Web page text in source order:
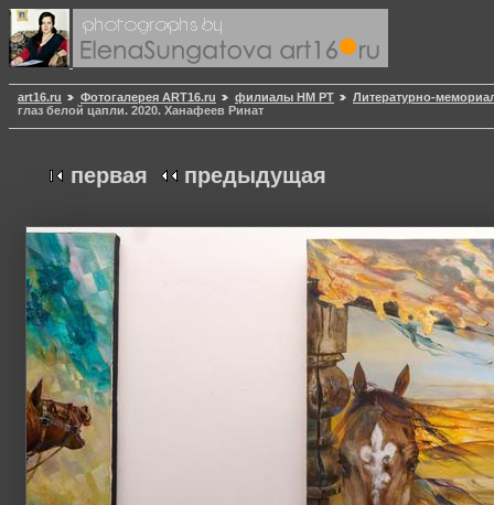
art16.ru Фотогалерея ART16.ru филиалы НМ РТ
Литературно-
глаз белой цапли. 2020. Ханафеев Ринат
первая предыдущая